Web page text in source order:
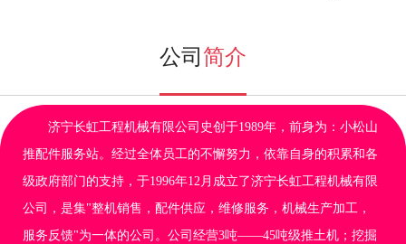
公司 简介
济宁长虹工程机械有限公司史创于1989年，前身为：小松山
推配件服务站。经过全体员工的不懈努力，依靠自身的积累和各
级政府部门的支持，于1996年12月成立了济宁长虹工程机械有限
公司，是集"整机销售，配件供应，维修服务，机械生产加工，
服务反馈"为一体的公司。公司经营3吨——45吨级推土机；挖掘